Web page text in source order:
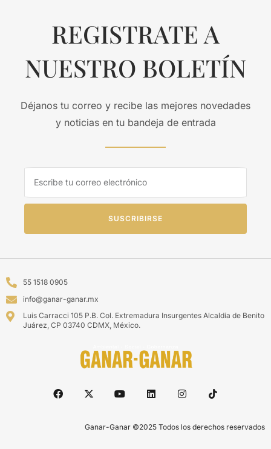
REGISTRATE A
NUESTRO BOLETÍN
Déjanos tu correo y recibe las mejores novedades
y noticias en tu bandeja de entrada
SUSCRIBIRSE
55 1518 0905
info@ganar-ganar.mx
Luis Carracci 105 P.B. Col. Extremadura Insurgentes Alcaldía de Benito
Juárez, CP 03740 CDMX, México.
Ganar-Ganar ©2025 Todos los derechos reservados